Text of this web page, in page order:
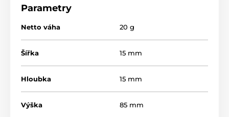
Parametry
Netto váha 20 g
Šířka 15 mm
Hloubka 15 mm
Výška 85 mm